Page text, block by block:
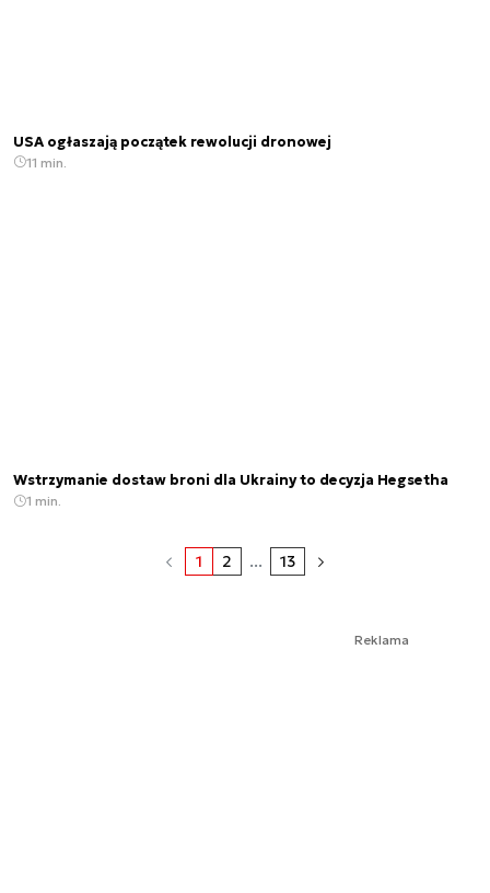
USA ogłaszają początek rewolucji dronowej
11 min.
Wstrzymanie dostaw broni dla Ukrainy to decyzja Hegsetha
1 min.
1 2 ... 13
Reklama